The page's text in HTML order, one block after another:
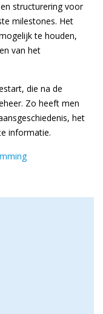
structurering voor
milestones. Het
te houden,
van het
die na de
Zo heeft men
het
informatie.